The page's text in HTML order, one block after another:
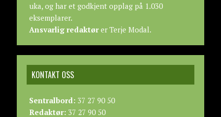
uka, og har et godkjent opplag på 1.030
eksemplarer.
Ansvarlig redaktører Terje Modal.
KONTAKT OSS
Sentralbord:37 27 90 50
Redaktør:37 27 90 50